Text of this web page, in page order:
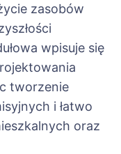
zasobów
wpisuje się
tworzenie
i łatwo
oraz